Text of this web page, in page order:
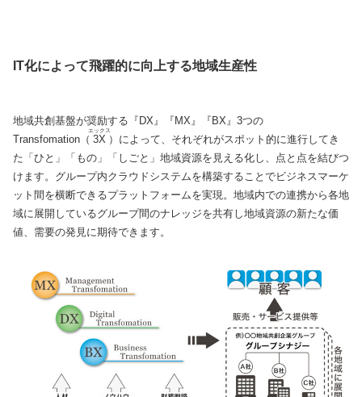
IT化によって飛躍的に向上する地域生産性
地域共創基盤が奨励する『DX』『MX』『BX』3つの
Transfomation（ 3X
エックス
）によって、それぞれがスポット的に進行してき
た「ひと」「もの」「しごと」地域資源を見える化し、点と点を結びつ
けます。グループ内クラウドシステムを構築することでビジネスマーケ
ット間を横断できるプラットフォームを実現。地域内での連携から各地
域に展開しているグループ間のナレッジを共有し地域資源の新たな価
値、需要の発見に期待できます。